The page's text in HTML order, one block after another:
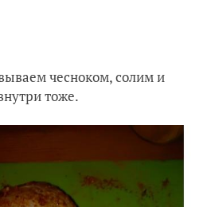
чесноком, солим и
тоже.